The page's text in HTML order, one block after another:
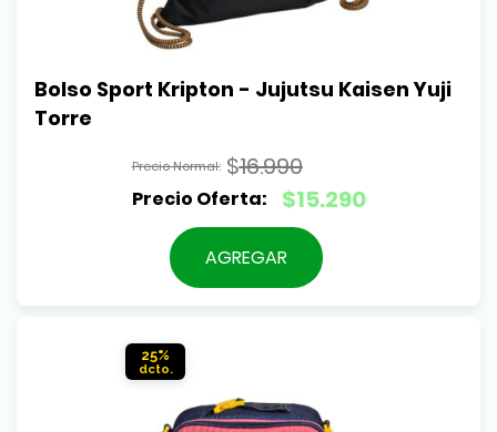
Bolso Sport Kripton - Jujutsu Kaisen Yuji
Torre
$16.990
El
precio
original
$15.290
El
precio
actual
AGREGAR
25%